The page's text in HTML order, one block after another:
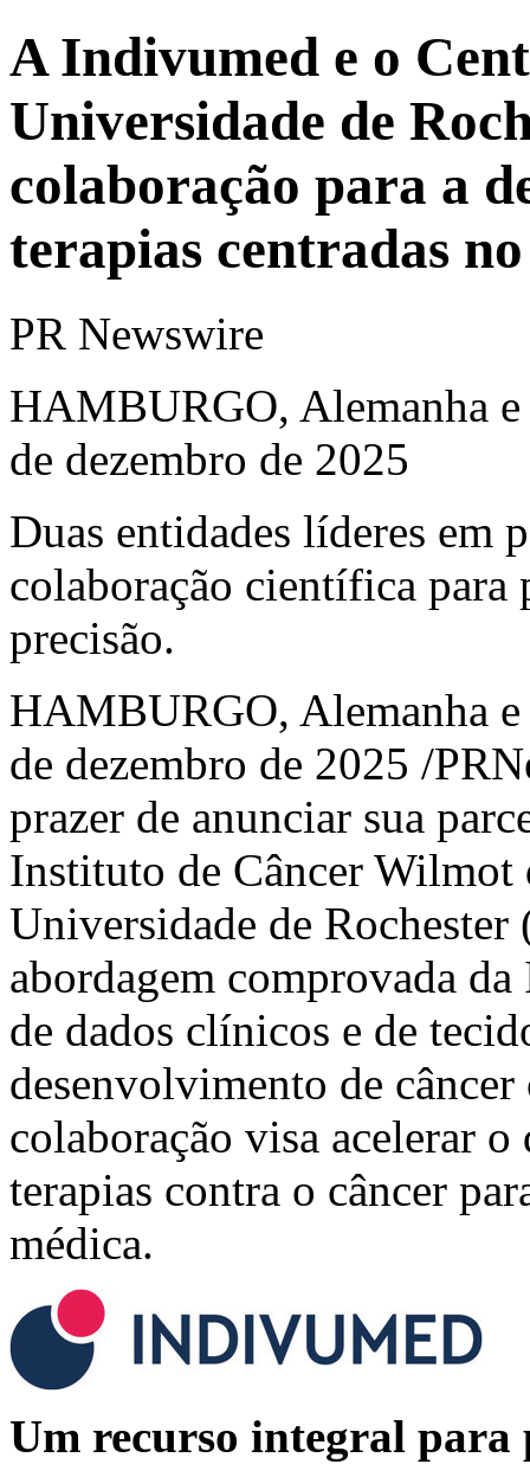
A Indivumed e o
Universidade de
colaboração para a
terapias centradas
PR Newswire
HAMBURGO, Alemanha
de dezembro de 2025
Duas entidades líderes em
colaboração científica
precisão.
HAMBURGO, Alemanha
de dezembro de 2025 /
prazer de anunciar sua
Instituto de Câncer
Universidade de
abordagem comprovada
de dados clínicos e de
desenvolvimento de câncer
colaboração visa acelerar
terapias contra o câncer
médica.
Um recurso integral para